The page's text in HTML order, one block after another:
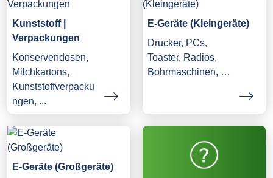
Kunststoff |
Verpackungen
Konservendosen,
Milchkartons,
Kunststoffverpacku
ngen, ...
E-Geräte (Kleingeräte)
Drucker, PCs,
Toaster, Radios,
Bohrmaschinen, …
E-Geräte (Großgeräte)